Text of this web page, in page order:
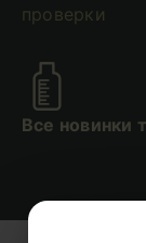
проверки
Все новинки